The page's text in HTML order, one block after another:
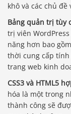
khô và các chủ đề
Bảng quản trị tùy
trị viên
năng hơn bao
thời cung cấp
trang web kinh
CSS3 và HTML5
hóa là một trong
thành công sẽ